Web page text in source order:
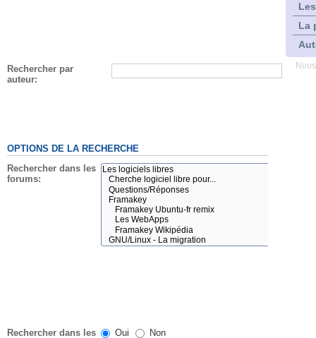
La
Rechercher par
auteur:
OPTIONS DE LA RECHERCHE
Rechercher dans les
forums:
Rechercher dans les Oui Non